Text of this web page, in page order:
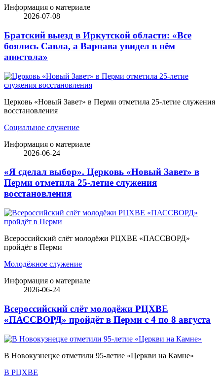
Информация о материале
2026-07-08
Братский выезд в Иркутской области: «Все
боялись Савла, а Варнава увидел в нём
апостола»
Церковь «Новый Завет» в Перми отметила 25-летие служения
восстановления
Социальное служение
Информация о материале
2026-06-24
«Я сделал выбор». Церковь «Новый Завет» в
Перми отметила 25-летие служения
восстановления
Всероссийский слёт молодёжи РЦХВЕ «ПАССВОРД»
пройдёт в Перми
Молодёжное служение
Информация о материале
2026-06-24
Всероссийский слёт молодёжи РЦХВЕ
«ПАССВОРД» пройдёт в Перми с 4 по 8 августа
В Новокузнецке отметили 95-летие «Церкви на Камне»
В РЦХВЕ